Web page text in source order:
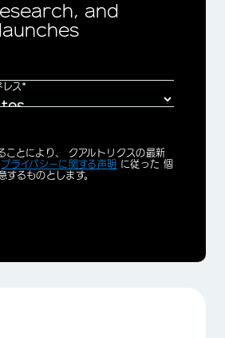
and
レス*
ことにより、 クアルトリクスの最新
プライバシーに関する声明 に従った 個
するものとします。